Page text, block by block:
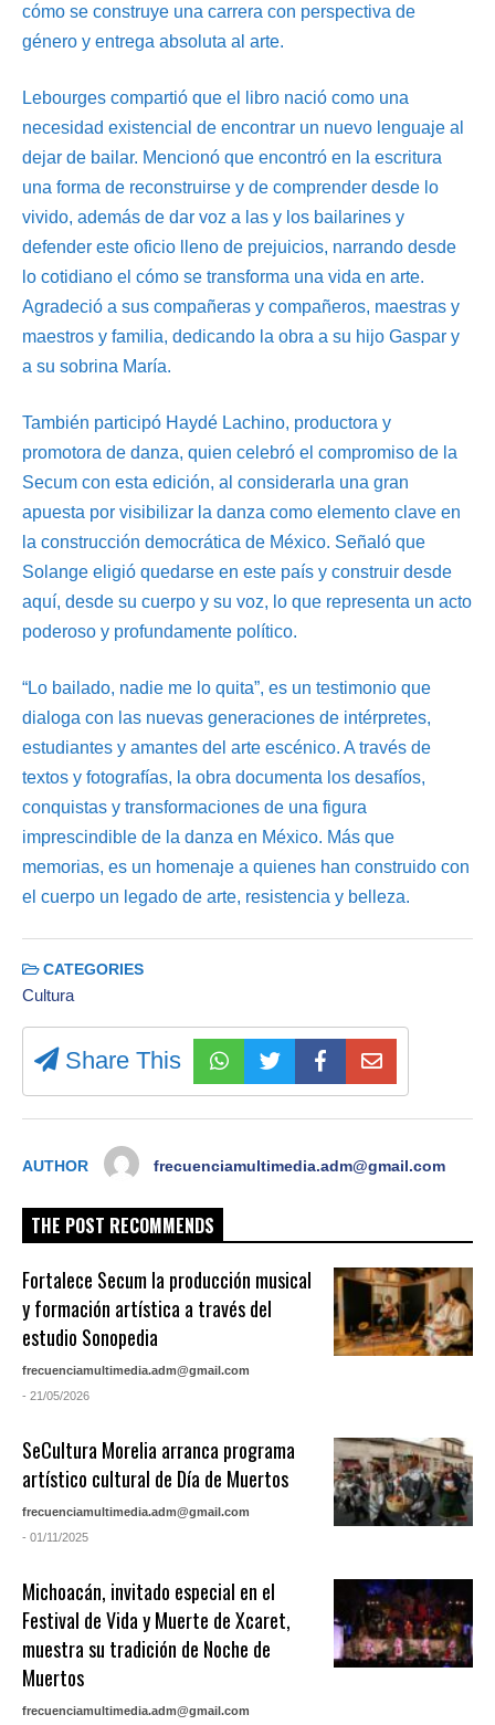
cómo se construye una carrera con perspectiva de
género y entrega absoluta al arte.
Lebourges compartió que el libro nació como una
necesidad existencial de encontrar un nuevo lenguaje al
dejar de bailar. Mencionó que encontró en la escritura
una forma de reconstruirse y de comprender desde lo
vivido, además de dar voz a las y los bailarines y
defender este oficio lleno de prejuicios, narrando desde
lo cotidiano el cómo se transforma una vida en arte.
Agradeció a sus compañeras y compañeros, maestras y
maestros y familia, dedicando la obra a su hijo Gaspar y
a su sobrina María.
También participó Haydé Lachino, productora y
promotora de danza, quien celebró el compromiso de la
Secum con esta edición, al considerarla una gran
apuesta por visibilizar la danza como elemento clave en
la construcción democrática de México. Señaló que
Solange eligió quedarse en este país y construir desde
aquí, desde su cuerpo y su voz, lo que representa un acto
poderoso y profundamente político.
“Lo bailado, nadie me lo quita”, es un testimonio que
dialoga con las nuevas generaciones de intérpretes,
estudiantes y amantes del arte escénico. A través de
textos y fotografías, la obra documenta los desafíos,
conquistas y transformaciones de una figura
imprescindible de la danza en México. Más que
memorias, es un homenaje a quienes han construido con
el cuerpo un legado de arte, resistencia y belleza.
CATEGORIES
Cultura
Share This
AUTHOR frecuenciamultimedia.adm@gmail.com
THE POST RECOMMENDS
Fortalece Secum la producción musical
y formación artística a través del
estudio Sonopedia
frecuenciamultimedia.adm@gmail.com
- 21/05/2026
SeCultura Morelia arranca programa
artístico cultural de Día de Muertos
frecuenciamultimedia.adm@gmail.com
- 01/11/2025
Michoacán, invitado especial en el
Festival de Vida y Muerte de Xcaret,
muestra su tradición de Noche de
Muertos
frecuenciamultimedia.adm@gmail.com